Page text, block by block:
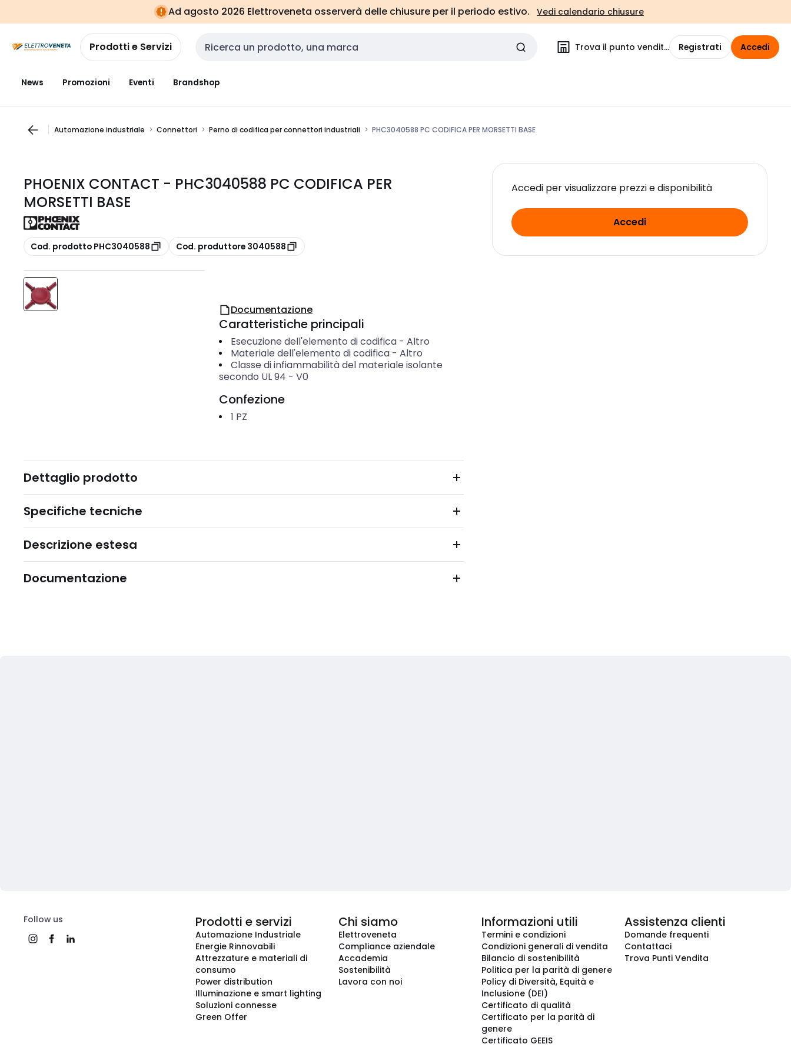
navigazionealla
pagina
Ad agosto 2026 Elettroveneta osserverà delle chiusure per il periodo estivo. Vedi calendario chiusure
Prodotti e Servizi Cerca input Trova il punto vendita Registrati Accedi
News Promozioni Eventi Brandshop
Automazione industriale Connettori Perno di codifica per connettori industriali PHC3040588 PC CODIFICA PER MORSETTI BASE
PHOENIX CONTACT - PHC3040588 PC CODIFICA PER
MORSETTI BASE
copia
Cod. prodotto PHC3040588 copia
Cod. produttore 3040588
Accedi per visualizzare prezzi e disponibilità
Accedi
Documentazione
Caratteristiche principali
Esecuzione dell'elemento di codifica- Altro
Materiale dell'elemento di codifica- Altro
Classe di infiammabilità del materiale isolante
secondo UL 94 - V0
Confezione
1 PZ
Dettaglio prodotto
Specifiche tecniche
Descrizione estesa
Documentazione
Follow us Prodotti e servizi
Automazione Industriale
Energie Rinnovabili
Attrezzature e materiali di
consumo
Power distribution
Illuminazione e smart lighting
Soluzioni connesse
Green Offer
Chi siamo
Elettroveneta
Compliance aziendale
Accademia
Sostenibilità
Lavora con noi
Informazioni utili
Termini e condizioni
Condizioni generali di vendita
Bilancio di sostenibilità
Politica per la parità di genere
Policy di Diversità, Equità e
Inclusione (DEI)
Certificato di qualità
Certificato per la parità di
genere
Certificato GEEIS
Assistenza clienti
Domande frequenti
Contattaci
Trova Punti Vendita